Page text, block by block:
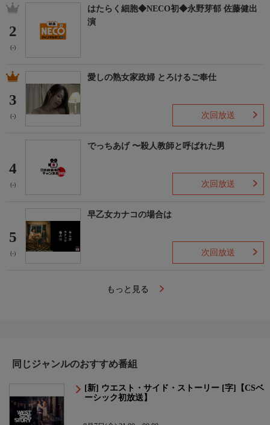
2
(-)
はたらく細胞◆NECO初◆永野芽郁 佐藤健出
演
3
(-)
愛しの熟女家政婦 とろけるご奉仕
次回放送
4
(-)
でっちあげ 〜殺人教師と呼ばれた男
次回放送
5
(-)
早乙女カナコの場合は
次回放送
もっと見る
同じジャンルのおすすめ番組
[新] ウエスト・サイド・ストーリー [字]【CSベ
ーシック初放送】